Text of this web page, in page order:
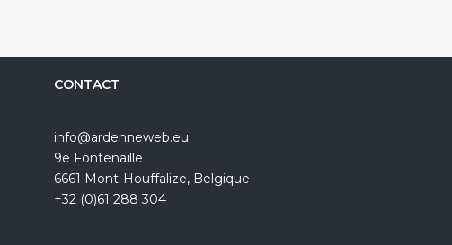
CONTACT
info@ardenneweb.eu
9e Fontenaille
6661 Mont-Houffalize, Belgique
+32 (0)61 288 304